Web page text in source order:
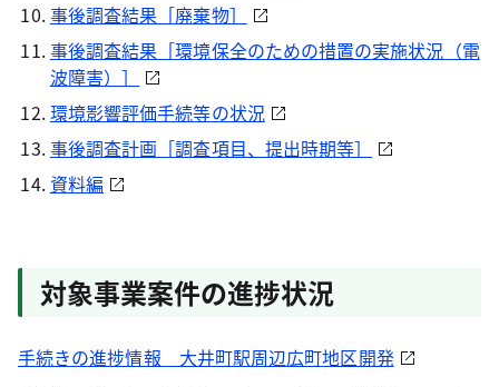
事後調査結果［廃棄物］
事後調査結果［環境保全のための措置の実施状況（電
波障害）］
環境影響評価手続等の状況
事後調査計画［調査項目、提出時期等］
資料編
対象事業案件の進捗状況
手続きの進捗情報 大井町駅周辺広町地区開発